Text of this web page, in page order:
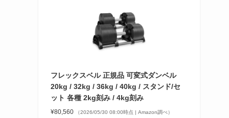
フレックスベル 正規品 可変式ダンベル
20kg / 32kg / 36kg / 40kg / スタンド/セ
ット 各種 2kg刻み / 4kg刻み
¥80,560 （2026/05/30 08:00時点 | Amazon調べ）